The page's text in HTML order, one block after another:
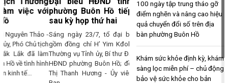
phường Buôn Hồ tiếp xúc cử tri
sau kỳ họp thứ hai
Sáng ngày 23/7, tổ đại biểu HĐND tỉnh
gồm đồng chí H’ Yim Kđoh - Ủy viên Ban
Thường vụ Tỉnh ủy, Bí thư Đảng ủy, Chủ tịch
HĐND phường Buôn Hồ; đồng chí Nguyễn
Thị Thanh Hương - Ủy viên chuyên trách
100 ngày tập trung tháo gỡ
điểm nghẽn và nâng cao hiệu
quả chuyển đổi số trên địa
bàn phường Buôn Hồ
Khám sức khỏe định kỳ, khám
sàng lọc miễn phí – chủ động
bảo vệ sức khỏe cho bản
Ngọc Loan. Thường trú tại: Phường Buôn Hồ, tỉnh Đắk Lắk
(06/08/2026, 00:00)
V/v công khai Quyết định số 2412/QĐ-UBND ngày 31/7/2026 của
UBND tỉnh Đắk Lắk về việc bổ nhiệm hòa giải viên lao động trên địa
bàn tỉnh Đắk Lắk
(04/08/2026, 00:00)